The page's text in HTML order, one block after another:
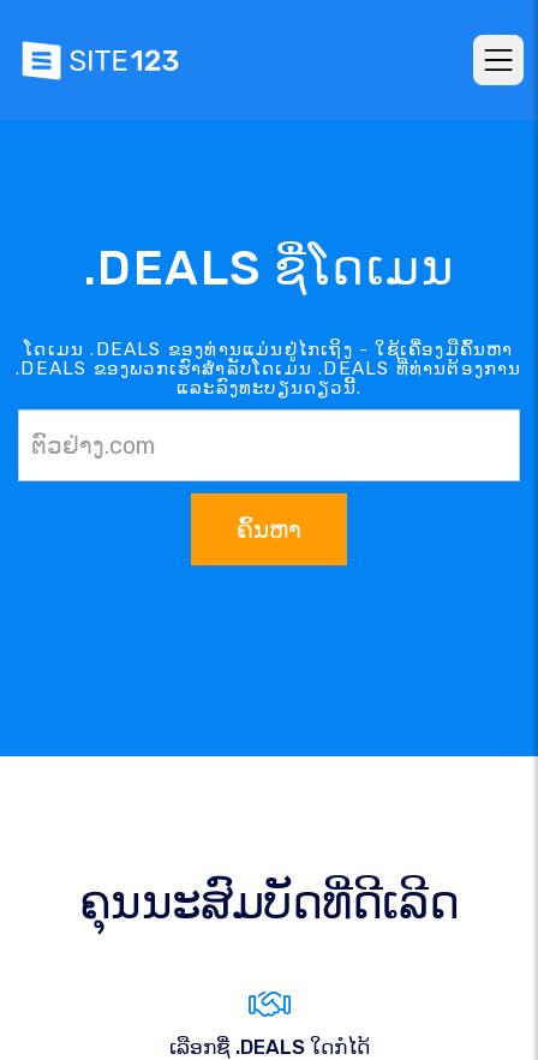
.DEALS ຊື່ໂດເມນ
ໂດເມນ .DEALS ຂອງທ່ານແມ່ນຢູ່ໄກເຖິງ - ໃຊ້ເຄື່ອງມືຄົ້ນຫາ
.DEALS ຂອງພວກເຮົາສຳລັບໂດເມນ .DEALS ທີ່ທ່ານຕ້ອງການ
ແລະລົງທະບຽນດຽວນີ້.
ຄົ້ນຫາ
ຄຸນນະສົມບັດທີ່ດີເລີດ
ເລືອກຊື່ .DEALS ໃດກໍໄດ້